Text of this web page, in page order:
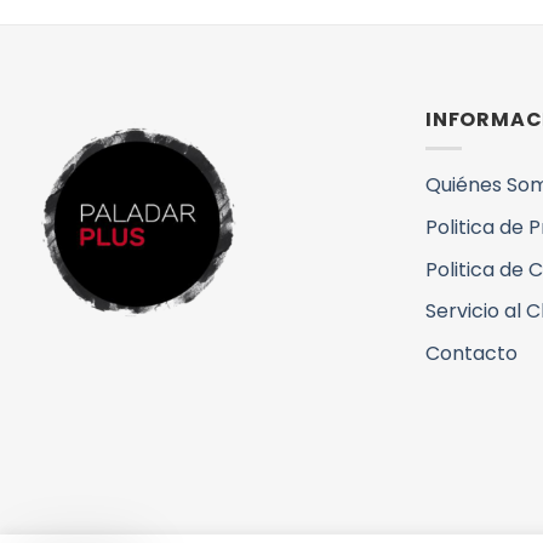
Quiénes
Politica de
Politica de
Servicio al
Contacto